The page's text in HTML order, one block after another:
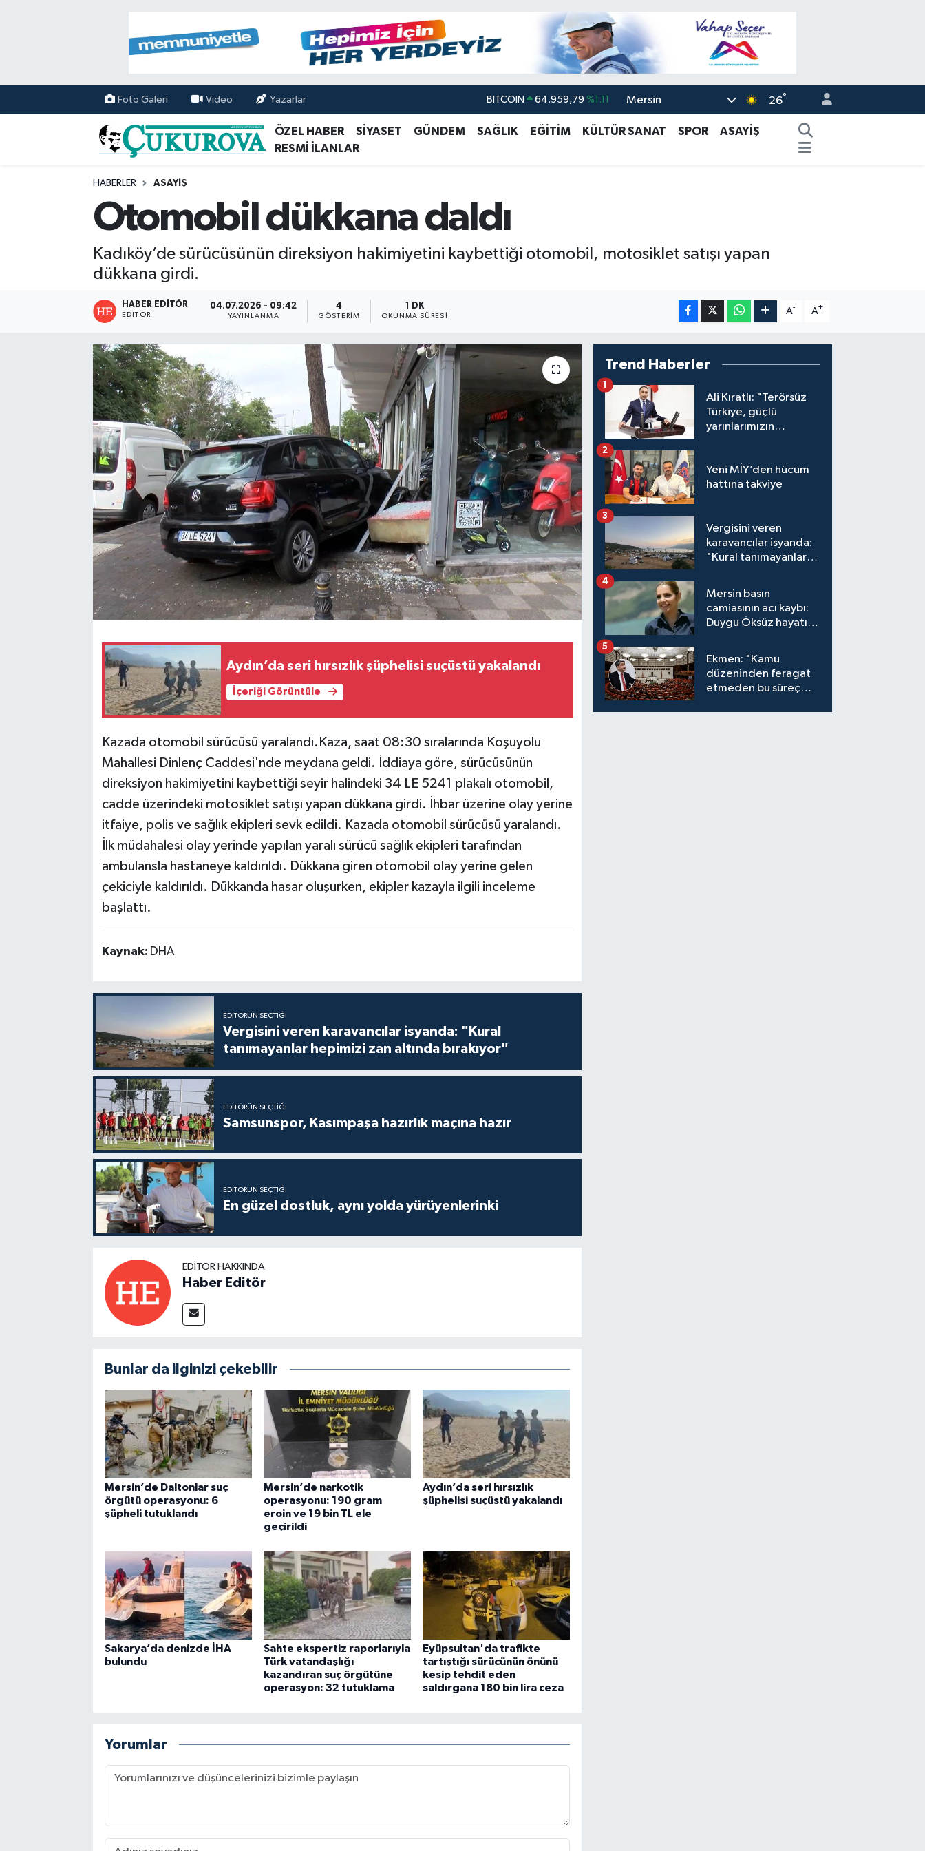
Foto Galeri Video Yazarlar BITCOIN 64.959,79 %1.11 Mersin 26°
ÖZEL HABER SİYASET GÜNDEM SAĞLIK EĞİTİM KÜLTÜR SANAT SPOR
ASAYİŞ
RESMİ İLANLAR
HABERLER ASAYİŞ
Otomobil dükkana daldı
Kadıköy’de sürücüsünün direksiyon hakimiyetini kaybettiği otomobil, motosiklet satışı yapan
dükkana girdi.
HABER EDITÖR
EDITÖR
04.07.2026 - 09:42
YAYINLANMA
4
GÖSTERIM
1 DK
OKUNMA SÜRESI
A- A+
Aydın’da seri hırsızlık şüphelisi suçüstü yakalandı
İçeriği Görüntüle
Kazada otomobil sürücüsü yaralandı.Kaza, saat 08:30 sıralarında Koşuyolu
Mahallesi Dinlenç Caddesi'nde meydana geldi. İddiaya göre, sürücüsünün
direksiyon hakimiyetini kaybettiği seyir halindeki 34 LE 5241 plakalı otomobil,
cadde üzerindeki motosiklet satışı yapan dükkana girdi. İhbar üzerine olay yerine
itfaiye, polis ve sağlık ekipleri sevk edildi. Kazada otomobil sürücüsü yaralandı.
İlk müdahalesi olay yerinde yapılan yaralı sürücü sağlık ekipleri tarafından
ambulansla hastaneye kaldırıldı. Dükkana giren otomobil olay yerine gelen
çekiciyle kaldırıldı. Dükkanda hasar oluşurken, ekipler kazayla ilgili inceleme
başlattı.
Kaynak: DHA
EDITÖRÜN SEÇTIĞI
Vergisini veren karavancılar isyanda: "Kural
tanımayanlar hepimizi zan altında bırakıyor"
EDITÖRÜN SEÇTIĞI
Samsunspor, Kasımpaşa hazırlık maçına hazır
EDITÖRÜN SEÇTIĞI
En güzel dostluk, aynı yolda yürüyenlerinki
EDITÖR HAKKINDA
Haber Editör
Bunlar da ilginizi çekebilir
Mersin’de Daltonlar suç
örgütü operasyonu: 6
şüpheli tutuklandı
Mersin’de narkotik
operasyonu: 190 gram
eroin ve 19 bin TL ele
geçirildi
Aydın’da seri hırsızlık
şüphelisi suçüstü yakalandı
Sakarya’da denizde İHA
bulundu
Sahte ekspertiz raporlarıyla
Türk vatandaşlığı
kazandıran suç örgütüne
operasyon: 32 tutuklama
Eyüpsultan'da trafikte
tartıştığı sürücünün önünü
kesip tehdit eden
saldırgana 180 bin lira ceza
Yorumlar
Trend Haberler
Ali Kıratlı: "Terörsüz
Türkiye, güçlü
yarınlarımızın
1
Yeni MİY’den hücum
hattına takviye
2
Vergisini veren
karavancılar isyanda:
"Kural tanımayanlar
3
Mersin basın
camiasının acı kaybı:
Duygu Öksüz hayatını
4
Ekmen: "Kamu
düzeninden feragat
etmeden bu süreç
5
Mersin Nöbetçi Eczaneler
Mersin Hava Durumu
Mersin Namaz Vakitleri
Mersin Trafik Yoğunluk Haritası
Tüm Manşetler
Son Dakika Haberleri
Haber Arşivi